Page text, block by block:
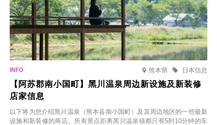
熊本県 日本信息
【阿苏郡南小国町】黑川温泉周边新设施及新装修
店家信息
以下将为您介绍黑川温泉（熊本县南小国町）及其周边地区的一些最新
设施和新装修的商店。所有景点距离黑川温泉镇都只有5到10分钟的车